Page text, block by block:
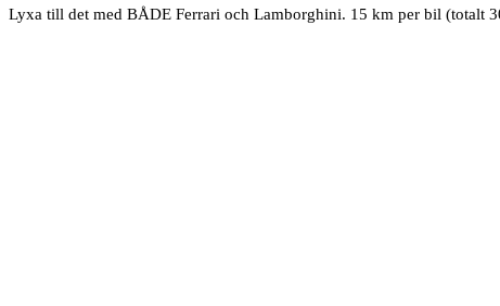
Lyxa till det med BÅDE Ferrari och Lamborghini. 15 km per bil (totalt